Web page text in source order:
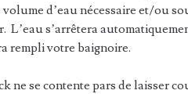
d’eau nécessaire et/ou
L’eau s’arrêtera
rempli votre baignoire.
ne se contente pars de laisser